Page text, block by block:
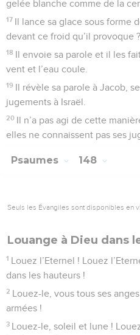
gelée blanche comme de la
17 Il lance sa glace sous forme
devant ce froid qu’il provoque ?
18 Il envoie sa parole et il les
vent et l’eau coule.
19 Il révèle sa parole à Jacob,
jugements à Israël.
20 Il n’a pas agi de cette
elles ne connaissent pas ses
Psaumes 148
Seuls les Évangiles sont disponibles en
Louange à Dieu dans
1 Louez l’Eternel ! Louez
dans les hauteurs !
2 Louez-le, vous tous ses
armées !
3 Louez-le, soleil et lune !